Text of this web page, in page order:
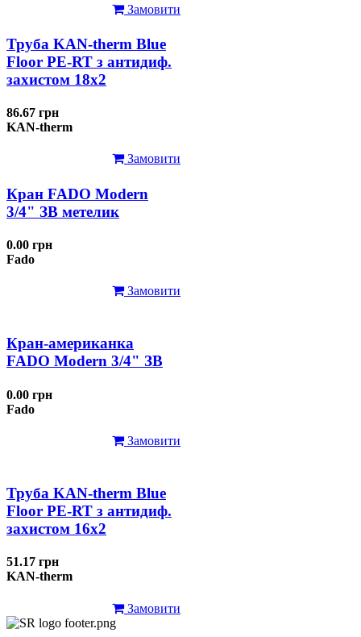
Замовити
Труба KAN-therm Blue
Floor PE-RT з антидиф.
захистом 18х2
86.67 грн
KAN-therm
Замовити
Кран FADO Modern
3/4" ЗВ метелик
0.00 грн
Fado
Замовити
Кран-американка
FADO Modern 3/4" ЗВ
0.00 грн
Fado
Замовити
Труба KAN-therm Blue
Floor PE-RT з антидиф.
захистом 16х2
51.17 грн
KAN-therm
Замовити